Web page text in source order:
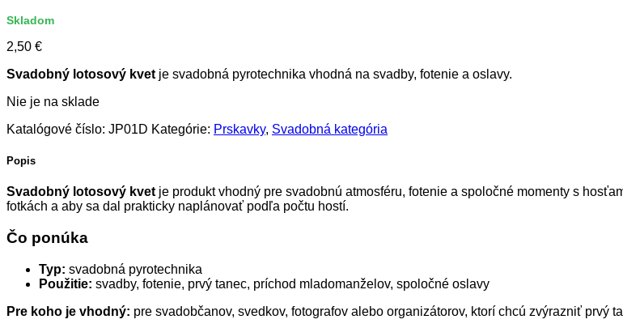
Skladom
2,50 €
Svadobný lotosový kvet je svadobná pyrotechnika vhodná na svadby, fotenie a oslavy.
Nie je na sklade
Katalógové číslo: JP01D Kategórie: Prskavky, Svadobná kategória
Popis
Svadobný lotosový kvet je produkt vhodný pre svadobnú atmosféru, fotenie a spoločné momenty s
fotkách a aby sa dal prakticky naplánovať podľa počtu hostí.
Čo ponúka
Typ: svadobná pyrotechnika
Použitie: svadby, fotenie, prvý tanec, príchod mladomanželov, spoločné oslavy
Pre koho je vhodný: pre svadobčanov, svedkov, fotografov alebo organizátorov, ktorí chcú zvýrazniť prvý